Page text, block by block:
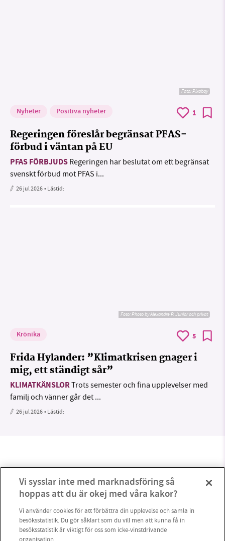
Foto:Pixabay
Nyheter Positiva nyheter 1
Regeringen föreslår begränsat PFAS-
förbud i väntan på EU
PFAS FÖRBJUDS Regeringen har beslutat om ett begränsat
svenskt förbud mot PFAS i...
26 jul 2026• Lästid:
Foto:Photo by Alexandre P. Junior och privat
Krönika 5
Frida Hylander: ”Klimatkrisen gnager i
mig, ett ständigt sår”
KLIMATKÄNSLORTrots semester och fina upplevelser med
familj och vänner går det ...
26 jul 2026• Lästid:
Vi sysslar inte med marknadsföring så
hoppas att du är okej med våra kakor?
Vi använder cookies för att förbättra din upplevelse och samla in
besöksstatistik. Du gör såklart som du vill men att kunna få in
besöksstatistik är viktigt för oss som icke-vinstdrivande
organisation.